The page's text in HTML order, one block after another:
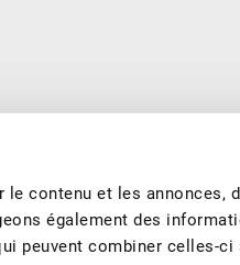
contenu et les
également des
peuvent combiner celles-